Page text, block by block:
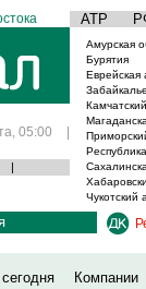
АТР
05:00 |
|
Амурская
Бурятия
Еврейская
Чукотский
Компании